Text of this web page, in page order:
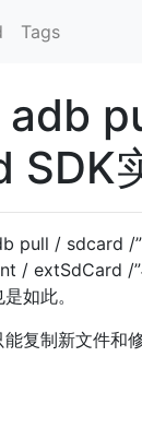
Tags
adb
SDK
pull / sdcard /
/ extSdCard /”
如此。
复制新文件和